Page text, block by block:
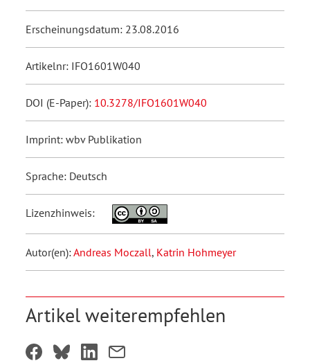
Erscheinungsdatum: 23.08.2016
Artikelnr: IFO1601W040
DOI (E-Paper): 10.3278/IFO1601W040
Imprint: wbv Publikation
Sprache: Deutsch
Lizenzhinweis:
Autor(en):Andreas Moczall, Katrin Hohmeyer
Artikel weiterempfehlen